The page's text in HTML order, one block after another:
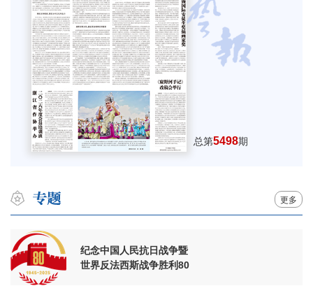
总第5498期
更多
纪念中国人民抗日战争暨
世界反法西斯战争胜利80